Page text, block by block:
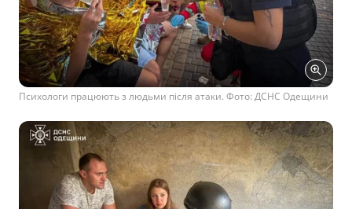
Психологи працюють з людьми після атаки. Фото: ДСНС Одещини